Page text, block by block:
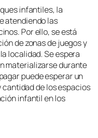
infantiles, la
atendiendo las
Por ello, se está
de zonas de juegos y
localidad. Se espera
materializarse durante
puede esperar un
de los espacios
infantil en los